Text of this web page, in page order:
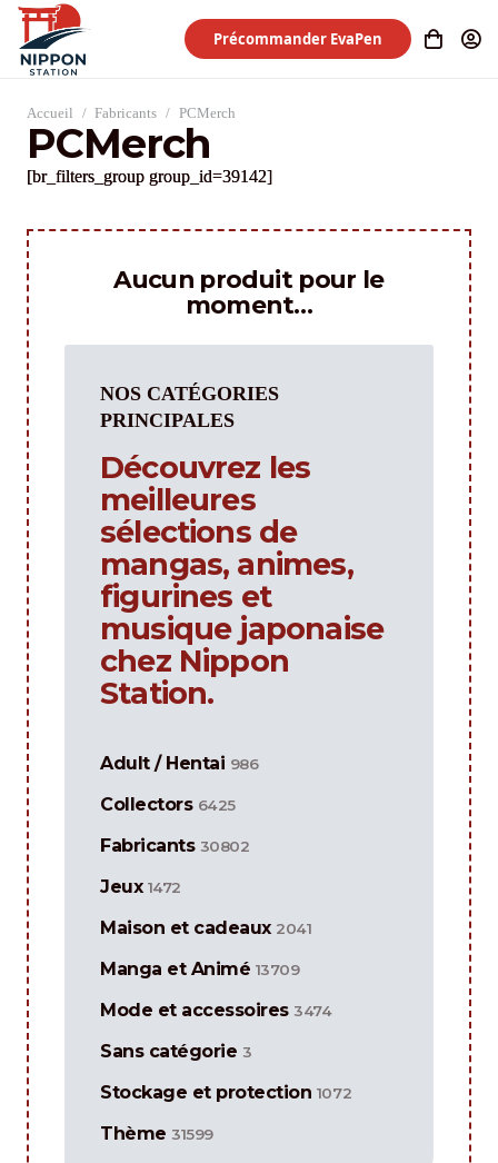
Précommander EvaPen
Accueil / Fabricants / PCMerch
PCMerch
[br_filters_group group_id=39142]
Aucun produit pour le
moment…
NOS CATÉGORIES
PRINCIPALES
Découvrez les
meilleures
sélections de
mangas, animes,
figurines et
musique japonaise
chez Nippon
Station.
Adult / Hentai 986
Collectors 6425
Fabricants 30802
Jeux 1472
Maison et cadeaux 2041
Manga et Animé 13709
Mode et accessoires 3474
Sans catégorie 3
Stockage et protection 1072
Thème 31599